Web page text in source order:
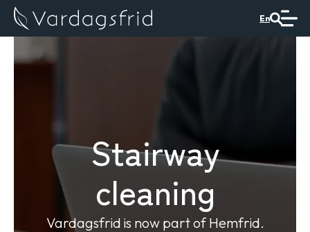
En
Stairway
cleaning
Vardagsfrid is now part of Hemfrid.